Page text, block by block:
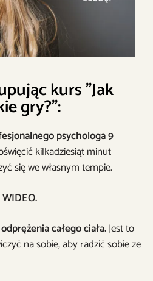
kurs "Jak
gry?":
psychologa 9
kilkadziesiąt minut
się we własnym tempie.
całego ciała.Jest to
na sobie, aby radzić sobie ze